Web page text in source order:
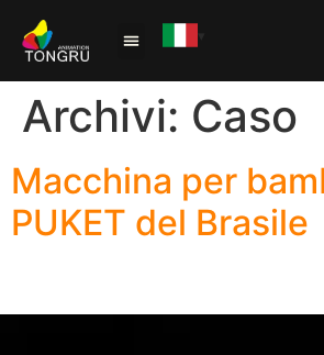
Archivi: Caso
Macchina per
PUKET del Brasile